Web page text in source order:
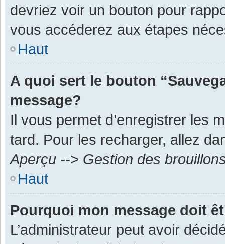
devriez voir un bouton pour
vous accéderez aux étapes
Haut
A quoi sert le bouton
message?
Il vous permet d’enregistrer les
tard. Pour les recharger, allez
Aperçu --> Gestion des
Haut
Pourquoi mon message doit
L’administrateur peut avoir